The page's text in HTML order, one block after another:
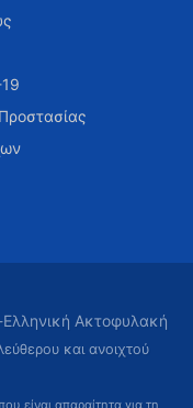
Ακτοφυλακή
και ανοιχτού